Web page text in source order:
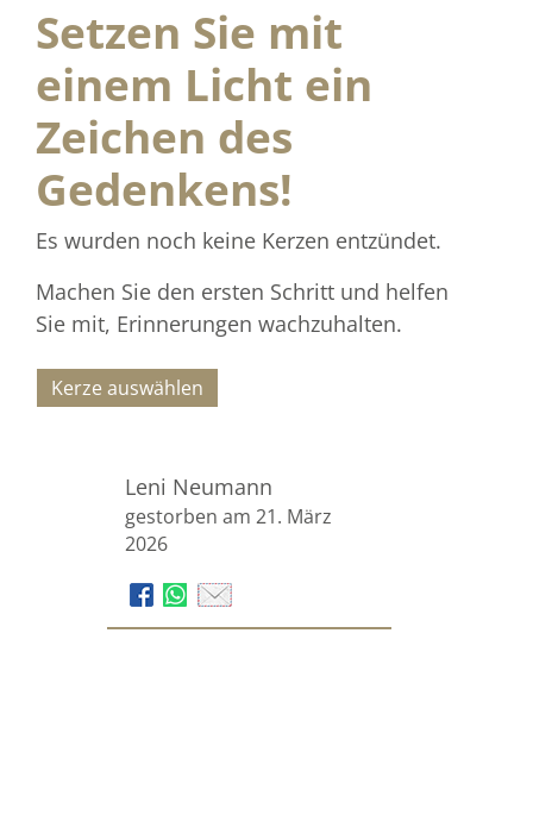
Setzen Sie mit
einem Licht ein
Zeichen des
Gedenkens!
Es wurden noch keine Kerzen entzündet.
Machen Sie den ersten Schritt und helfen
Sie mit, Erinnerungen wachzuhalten.
Kerze auswählen
Leni Neumann
gestorben am 21. März
2026